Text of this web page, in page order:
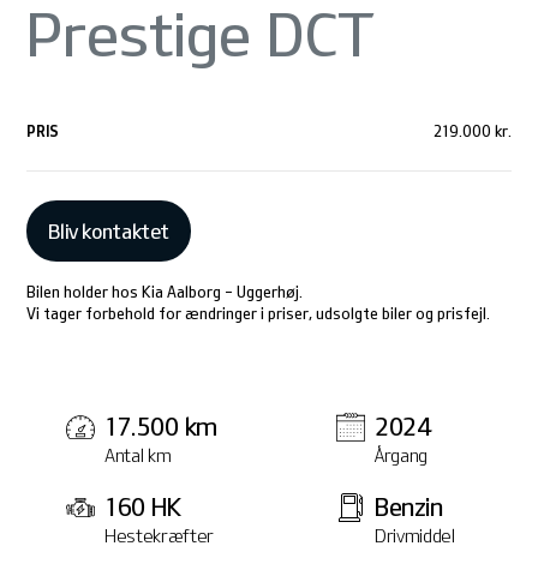
Prestige DCT
PRIS 219.000 kr.
Bliv kontaktet
Bilen holder hos Kia Aalborg - Uggerhøj.
Vi tager forbehold for ændringer i priser, udsolgte biler og prisfejl.
17.500 km
Antal km
2024
Årgang
160 HK
Hestekræfter
Benzin
Drivmiddel